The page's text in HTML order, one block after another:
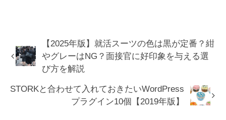
【2025年版】就活スーツの色は黒が定番？紺
やグレーはNG？面接官に好印象を与える選
び方を解説
STORKと合わせて入れておきたいWordPress
プラグイン10個【2019年版】